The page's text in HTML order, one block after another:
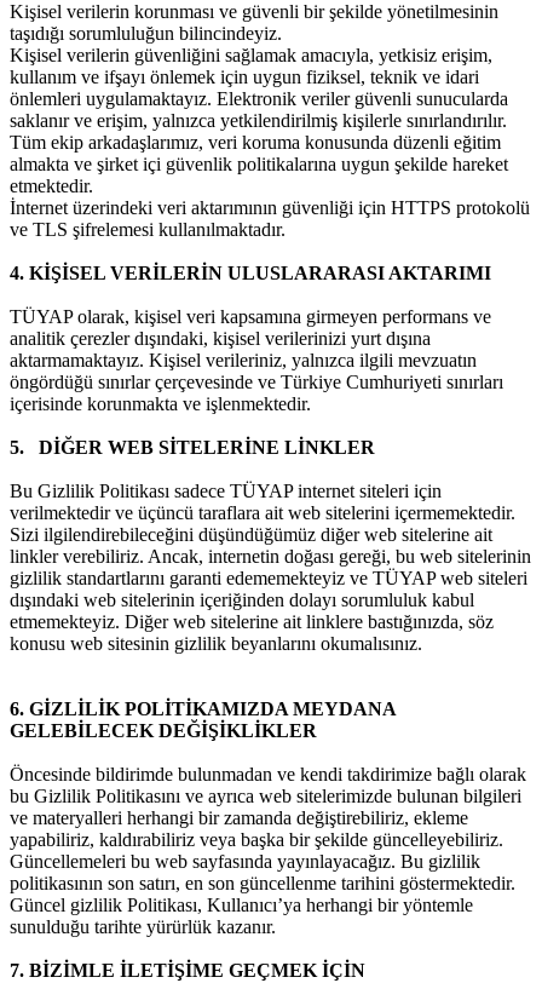
Kişisel verilerin korunması ve güvenli bir şekilde yönetilmesinin
taşıdığı sorumluluğun bilincindeyiz.
Kişisel verilerin güvenliğini sağlamak amacıyla, yetkisiz erişim,
kullanım ve ifşayı önlemek için uygun fiziksel, teknik ve idari
önlemleri uygulamaktayız. Elektronik veriler güvenli sunucularda
saklanır ve erişim, yalnızca yetkilendirilmiş kişilerle sınırlandırılır.
Tüm ekip arkadaşlarımız, veri koruma konusunda düzenli eğitim
almakta ve şirket içi güvenlik politikalarına uygun şekilde hareket
etmektedir.
İnternet üzerindeki veri aktarımının güvenliği için HTTPS protokolü
ve TLS şifrelemesi kullanılmaktadır.
4. KİŞİSEL VERİLERİN ULUSLARARASI AKTARIMI
TÜYAP olarak, kişisel veri kapsamına girmeyen performans ve
analitik çerezler dışındaki, kişisel verilerinizi yurt dışına
aktarmamaktayız. Kişisel verileriniz, yalnızca ilgili mevzuatın
öngördüğü sınırlar çerçevesinde ve Türkiye Cumhuriyeti sınırları
içerisinde korunmakta ve işlenmektedir.
5. DİĞER WEB SİTELERİNE LİNKLER
Bu Gizlilik Politikası sadece TÜYAP internet siteleri için
verilmektedir ve üçüncü taraflara ait web sitelerini içermemektedir.
Sizi ilgilendirebileceğini düşündüğümüz diğer web sitelerine ait
linkler verebiliriz. Ancak, internetin doğası gereği, bu web sitelerinin
gizlilik standartlarını garanti edememekteyiz ve TÜYAP web siteleri
dışındaki web sitelerinin içeriğinden dolayı sorumluluk kabul
etmemekteyiz. Diğer web sitelerine ait linklere bastığınızda, söz
konusu web sitesinin gizlilik beyanlarını okumalısınız.
6. GİZLİLİK POLİTİKAMIZDA MEYDANA
GELEBİLECEK DEĞİŞİKLİKLER
Öncesinde bildirimde bulunmadan ve kendi takdirimize bağlı olarak
bu Gizlilik Politikasını ve ayrıca web sitelerimizde bulunan bilgileri
ve materyalleri herhangi bir zamanda değiştirebiliriz, ekleme
yapabiliriz, kaldırabiliriz veya başka bir şekilde güncelleyebiliriz.
Güncellemeleri bu web sayfasında yayınlayacağız. Bu gizlilik
politikasının son satırı, en son güncellenme tarihini göstermektedir.
Güncel gizlilik Politikası, Kullanıcı’ya herhangi bir yöntemle
sunulduğu tarihte yürürlük kazanır.
7. BİZİMLE İLETİŞİME GEÇMEK İÇİN